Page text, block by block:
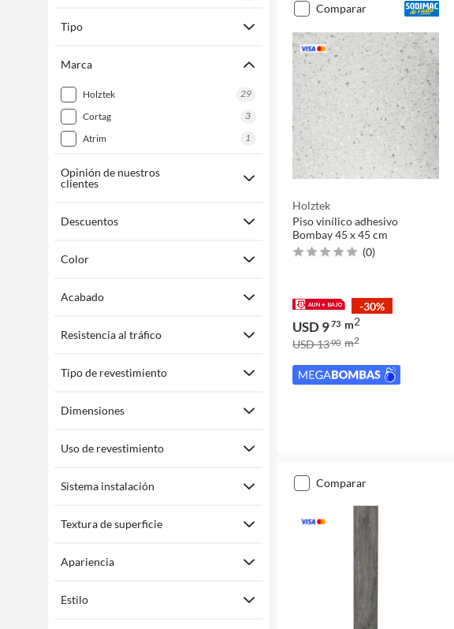
Tipo
Marca
holztek
29
cortag
3
atrim
1
Opinión de nuestros
clientes
Descuentos
Color
Acabado
Resistencia al tráfico
Tipo de revestimiento
Dimensiones
Uso de revestimiento
Sistema instalación
Textura de superficie
Apariencia
Estilo
comparar
Holztek
Piso vinílico adhesivo
Bombay 45 x 45 cm
(0)
-30%
USD 973 m2
USD 1390 m2
comparar